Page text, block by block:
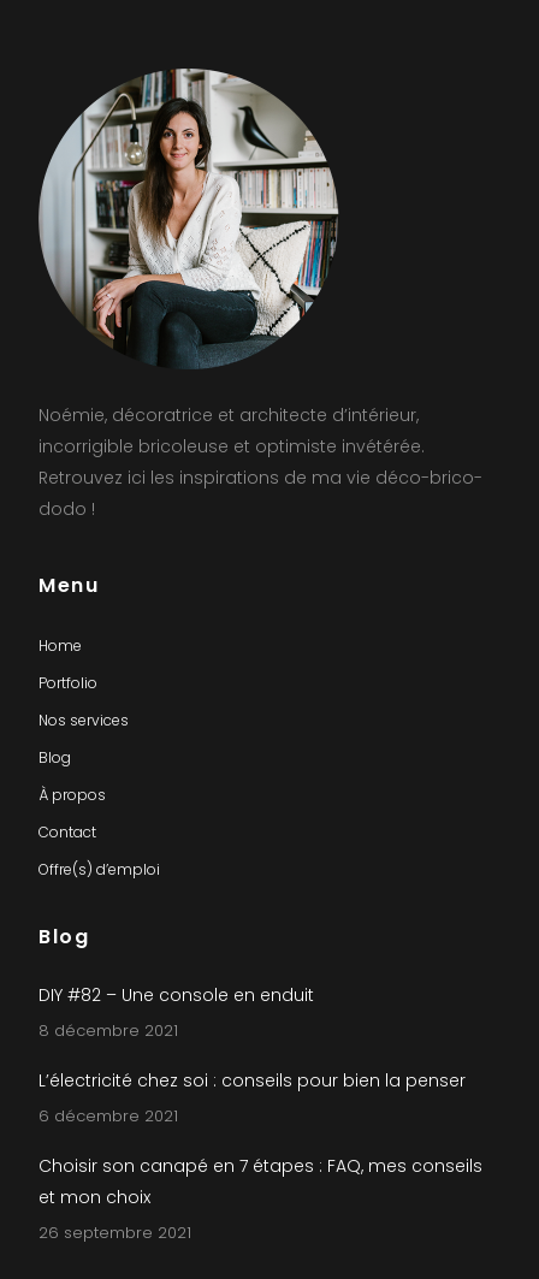
Noémie, décoratrice et architecte d’intérieur,
incorrigible bricoleuse et optimiste invétérée.
Retrouvez ici les inspirations de ma vie déco-brico-
dodo !
Menu
Home
Portfolio
Nos services
Blog
À propos
Contact
Offre(s) d’emploi
Blog
DIY #82 – Une console en enduit
8 décembre 2021
L’électricité chez soi : conseils pour bien la penser
6 décembre 2021
Choisir son canapé en 7 étapes : FAQ, mes conseils
et mon choix
26 septembre 2021